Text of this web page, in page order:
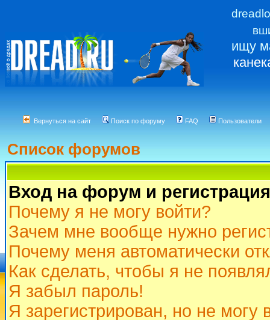
ищу
Вернуться на сайт Поиск по форуму FAQ Пользователи
Список форумов
Вход на форум и регистрация
Почему я не могу войти?
Зачем мне вообще нужно
Почему меня автоматически
Как сделать, чтобы я не
Я забыл пароль!
Я зарегистрирован, но не могу